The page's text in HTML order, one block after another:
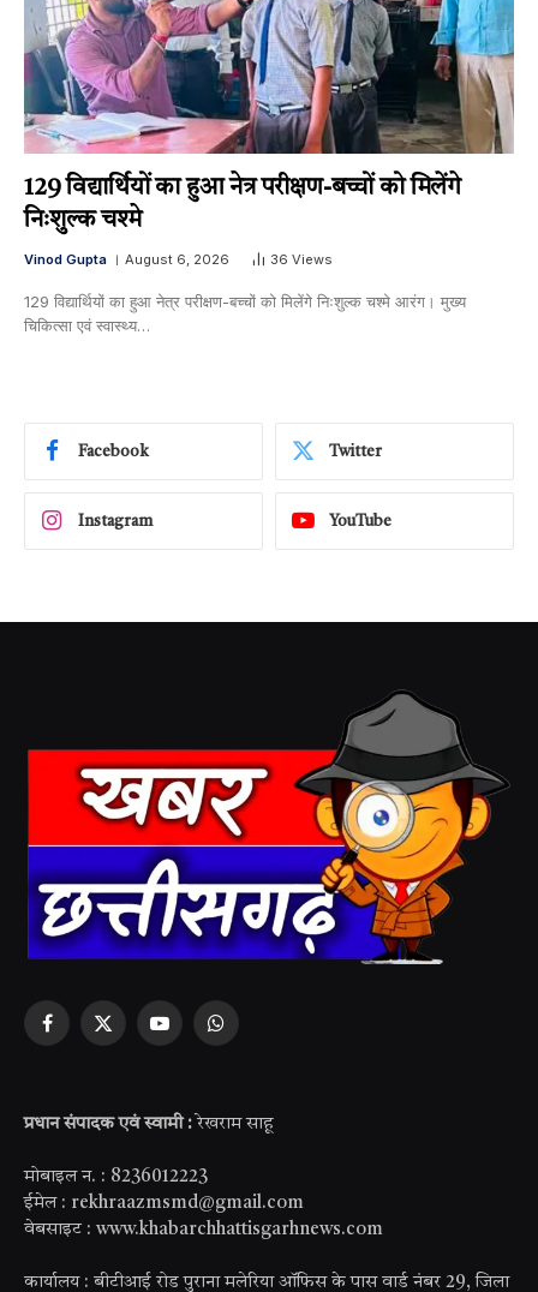
129 विद्यार्थियों का हुआ नेत्र परीक्षण-बच्चों को मिलेंगे
निःशुल्क चश्मे
Vinod Gupta August 6, 2026 36 Views
129 विद्यार्थियों का हुआ नेत्र परीक्षण-बच्चों को मिलेंगे निःशुल्क चश्मे आरंग। मुख्य
चिकित्सा एवं स्वास्थ्य…
Facebook Twitter
Instagram YouTube
Facebook
X
YouTubeWhatsApp
प्रधान संपादक एवं स्वामी : रेखराम साहू
मोबाइल न. : 8236012223
ईमेल : rekhraazmsmd@gmail.com
वेबसाइट : www.khabarchhattisgarhnews.com
कार्यालय : बीटीआई रोड पुराना मलेरिया ऑफिस के पास वार्ड नंबर 29, जिला